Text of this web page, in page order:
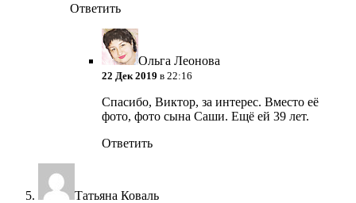
Ответить
Ольга Леонова
22 Дек 2019 в 22:16
Спасибо, Виктор, за интерес. Вместо её
фото, фото сына Саши. Ещё ей 39 лет.
Ответить
Татьяна Коваль